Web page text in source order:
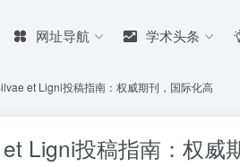
网址导航 学术头条
et Ligni投稿指南：权威期刊，国际化高
Ligni投稿指南：权威